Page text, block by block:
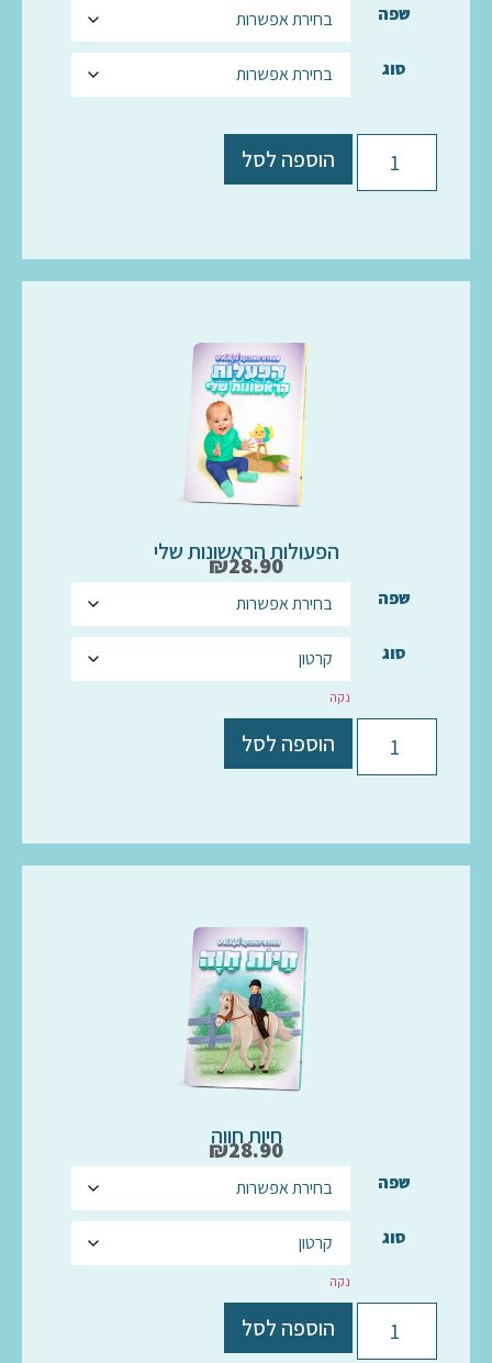
שפה
סוג
הוספה לסל
הפעולות הראשונות שלי
₪28.90
שפה
סוג
נקה
הוספה לסל
חיות חווה
₪28.90
שפה
סוג
נקה
הוספה לסל